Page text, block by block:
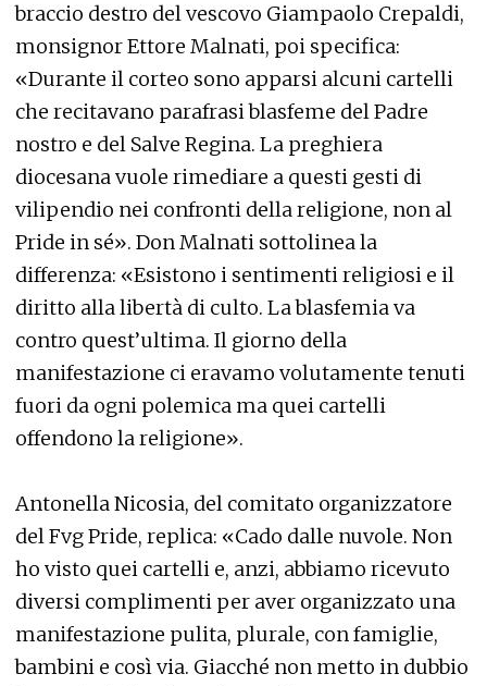
braccio destro del vescovo Giampaolo Crepaldi,
monsignor Ettore Malnati, poi specifica:
«Durante il corteo sono apparsi alcuni cartelli
che recitavano parafrasi blasfeme del Padre
nostro e del Salve Regina. La preghiera
diocesana vuole rimediare a questi gesti di
vilipendio nei confronti della religione, non al
Pride in sé». Don Malnati sottolinea la
differenza: «Esistono i sentimenti religiosi e il
diritto alla libertà di culto. La blasfemia va
contro quest’ultima. Il giorno della
manifestazione ci eravamo volutamente tenuti
fuori da ogni polemica ma quei cartelli
offendono la religione».
Antonella Nicosia, del comitato organizzatore
del Fvg Pride, replica: «Cado dalle nuvole. Non
ho visto quei cartelli e, anzi, abbiamo ricevuto
diversi complimenti per aver organizzato una
manifestazione pulita, plurale, con famiglie,
bambini e così via. Giacché non metto in dubbio